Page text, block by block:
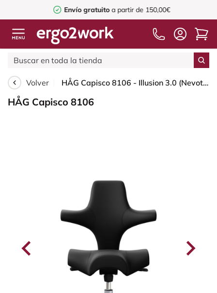
Envío gratuitoa partir de 150,00€
Volver HÅG Capisco 8106 - Illusion 3.0 (Nevotex) - Cuero sintético de poliuretano - ILU3110 - Black - Silver - 200 mm (seat height 46-64cm) - Glides
HÅG Capisco 8106